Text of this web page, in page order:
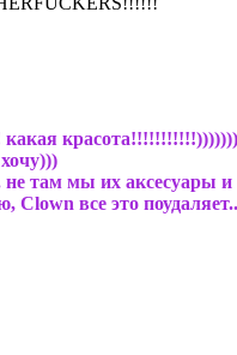
какая красота!!!!!!!!!!!)))))))
не там мы их аксесуары
Clown все это